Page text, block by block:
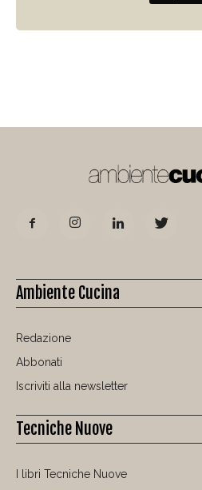
Ambiente Cucina
Redazione
Abbonati
Iscriviti alla newsletter
Tecniche Nuove
I libri Tecniche Nuove